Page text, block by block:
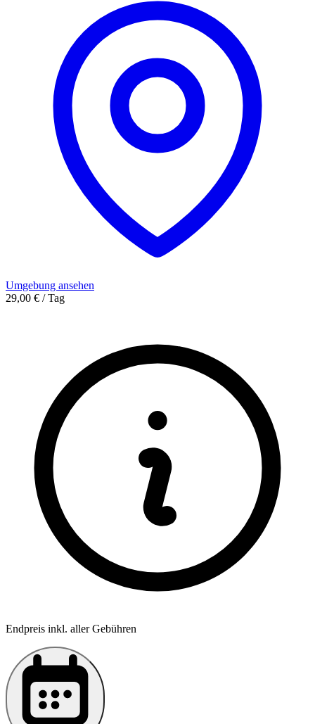
Umgebung ansehen
29,00 € / Tag
Endpreis inkl. aller Gebühren